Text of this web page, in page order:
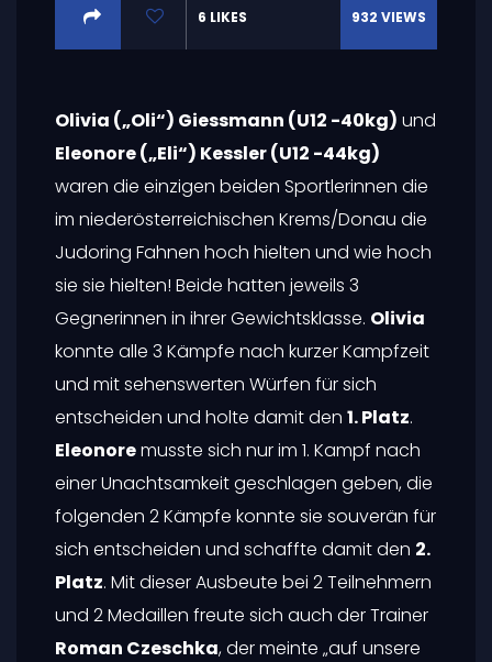
6 LIKES 932 VIEWS
Olivia („Oli“) Giessmann (U12 -40kg) und
Eleonore („Eli“) Kessler (U12 -44kg)
waren die einzigen beiden Sportlerinnen die
im niederösterreichischen Krems/Donau die
Judoring Fahnen hoch hielten und wie hoch
sie sie hielten! Beide hatten jeweils 3
Gegnerinnen in ihrer Gewichtsklasse. Olivia
konnte alle 3 Kämpfe nach kurzer Kampfzeit
und mit sehenswerten Würfen für sich
entscheiden und holte damit den 1. Platz.
Eleonoremusste sich nur im 1. Kampf nach
einer Unachtsamkeit geschlagen geben, die
folgenden 2 Kämpfe konnte sie souverän für
sich entscheiden und schaffte damit den 2.
Platz. Mit dieser Ausbeute bei 2 Teilnehmern
und 2 Medaillen freute sich auch der Trainer
Roman Czeschka, der meinte „auf unsere